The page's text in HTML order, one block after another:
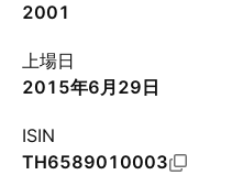
2001
上場日
2015年6月29日
ISIN
TH6589010003